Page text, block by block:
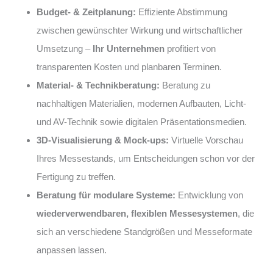
Budget- & Zeitplanung: Effiziente Abstimmung
zwischen gewünschter Wirkung und wirtschaftlicher
Umsetzung – Ihr Unternehmen profitiert von
transparenten Kosten und planbaren Terminen.
Material- & Technikberatung: Beratung zu
nachhaltigen Materialien, modernen Aufbauten, Licht-
und AV-Technik sowie digitalen Präsentationsmedien.
3D-Visualisierung & Mock-ups: Virtuelle Vorschau
Ihres Messestands, um Entscheidungen schon vor der
Fertigung zu treffen.
Beratung für modulare Systeme: Entwicklung von
wiederverwendbaren, flexiblen Messesystemen, die
sich an verschiedene Standgrößen und Messeformate
anpassen lassen.